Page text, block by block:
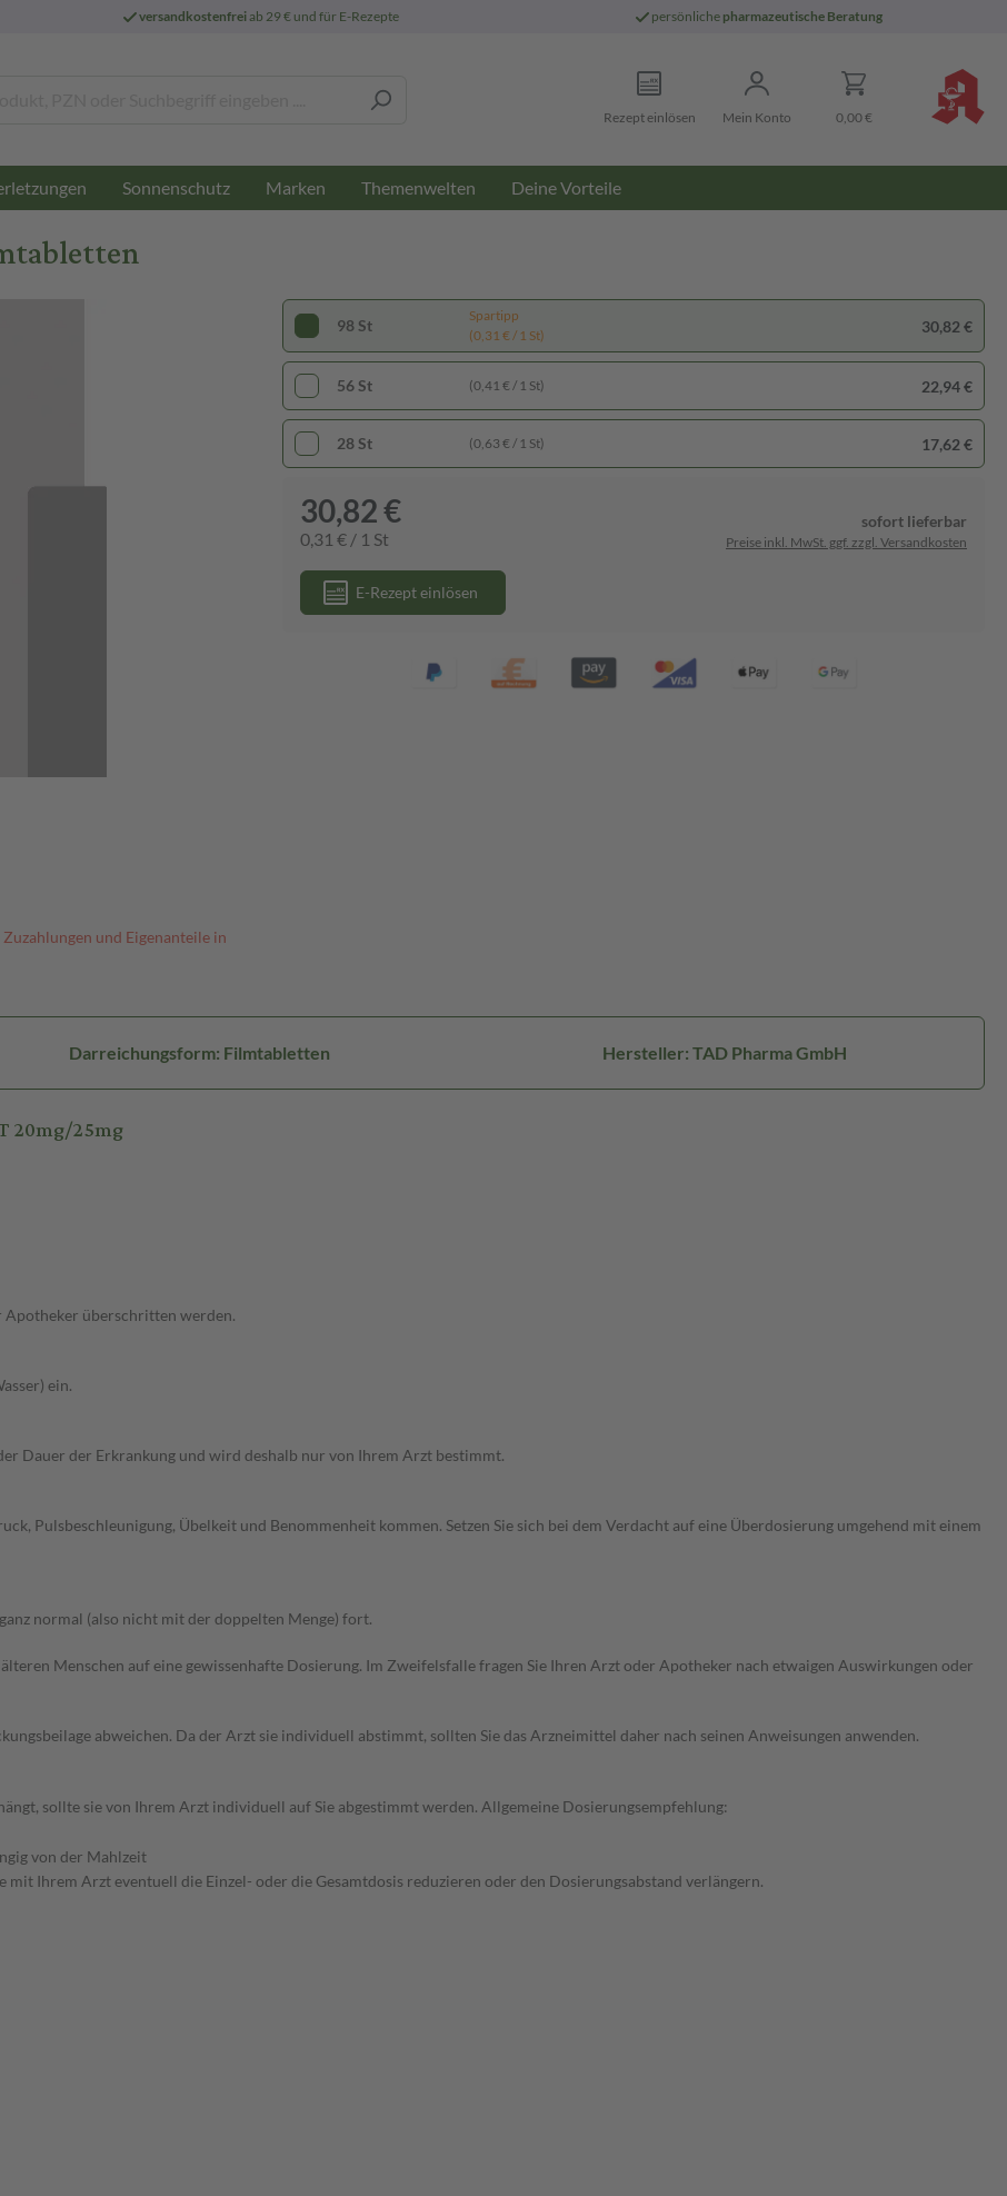
versandkostenfreiab 29 € und für E-Rezepte persönliche pharmazeutische Beratung
Rezept einlösen Mein Konto 0,00 €
Sonnenschutz Marken Themenwelten Deine Vorteile
und Eigenanteile in
98 St
Spartipp
(0,31 € / 1 St)
30,82 €
56 St (0,41 € / 1 St) 22,94 €
28 St (0,63 € / 1 St) 17,62 €
30,82 €
0,31 € / 1 St
sofort lieferbar
Preise inkl. MwSt. ggf. zzgl. Versandkosten
E-Rezept einlösen
Darreichungsform: Filmtabletten Hersteller: TAD Pharma GmbH
20mg/25mg
Apotheker überschritten werden.
ein.
Dauer der Erkrankung und wird deshalb nur von Ihrem Arzt bestimmt.
Pulsbeschleunigung, Übelkeit und Benommenheit kommen. Setzen Sie sich bei dem Verdacht auf eine Überdosierung umgehend mit einem
normal (also nicht mit der doppelten Menge) fort.
Menschen auf eine gewissenhafte Dosierung. Im Zweifelsfalle fragen Sie Ihren Arzt oder Apotheker nach etwaigen Auswirkungen oder
abweichen. Da der Arzt sie individuell abstimmt, sollten Sie das Arzneimittel daher nach seinen Anweisungen anwenden.
sollte sie von Ihrem Arzt individuell auf Sie abgestimmt werden. Allgemeine Dosierungsempfehlung:
von der Mahlzeit
Ihrem Arzt eventuell die Einzel- oder die Gesamtdosis reduzieren oder den Dosierungsabstand verlängern.